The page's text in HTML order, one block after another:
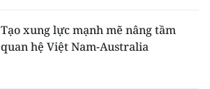
Tạo xung lực mạnh mẽ nâng tầm
quan hệ Việt Nam-Australia